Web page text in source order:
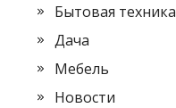
Бытовая техника
Дача
Мебель
Новости